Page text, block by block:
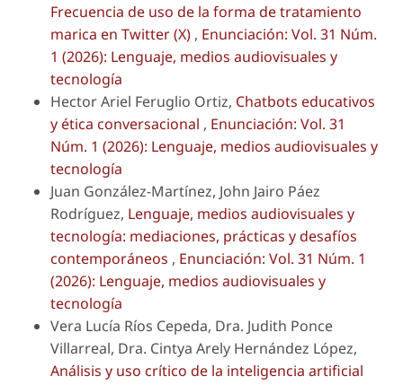
Frecuencia de uso de la forma de tratamiento
marica en Twitter (X) , Enunciación: Vol. 31 Núm.
1 (2026): Lenguaje, medios audiovisuales y
tecnología
Hector Ariel Feruglio Ortiz, Chatbots educativos
y ética conversacional , Enunciación: Vol. 31
Núm. 1 (2026): Lenguaje, medios audiovisuales y
tecnología
Juan González-Martínez, John Jairo Páez
Rodríguez, Lenguaje, medios audiovisuales y
tecnología: mediaciones, prácticas y desafíos
contemporáneos , Enunciación: Vol. 31 Núm. 1
(2026): Lenguaje, medios audiovisuales y
tecnología
Vera Lucía Ríos Cepeda, Dra. Judith Ponce
Villarreal, Dra. Cintya Arely Hernández López,
Análisis y uso crítico de la inteligencia artificial